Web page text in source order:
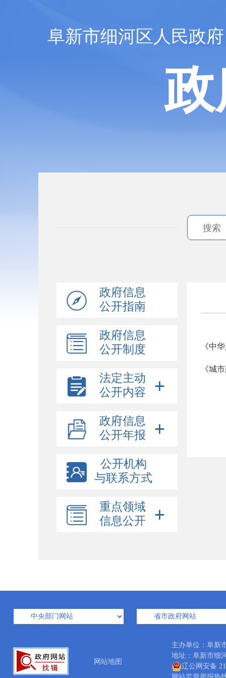
阜新市细河区人民政府
政府信息
公开指南
政府信息
公开制度
法定主动
公开内容
政府信息
公开年报
公开机构
与联系方式
重点领域
信息公开
《中
《城
网站地图
主办单位：阜
地址：阜新市
辽公网安备